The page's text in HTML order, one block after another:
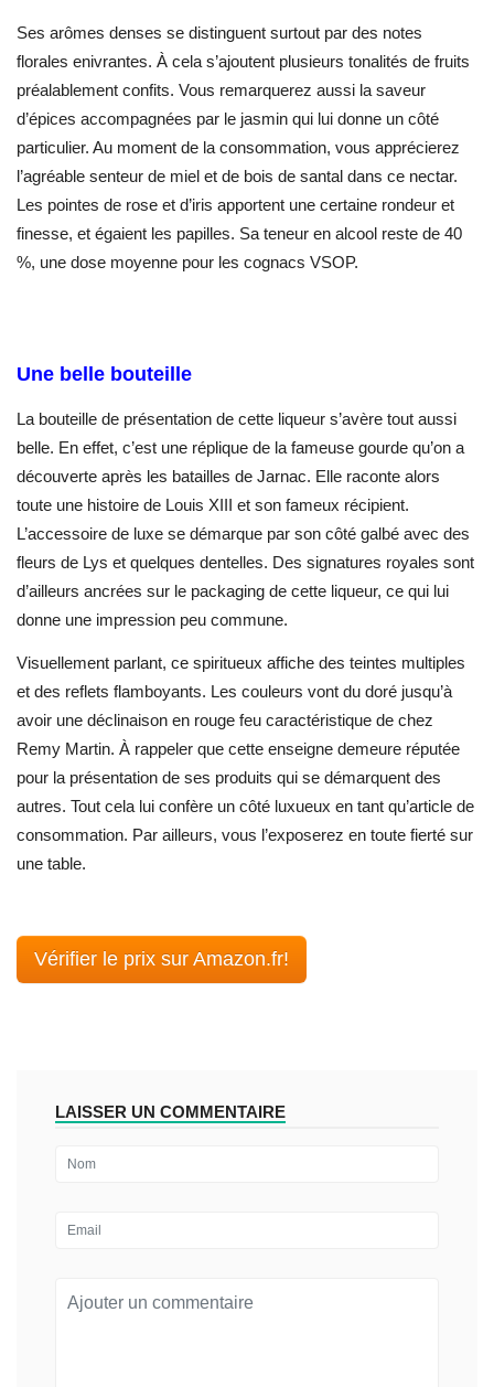
Ses arômes denses se distinguent surtout par des notes
florales enivrantes. À cela s’ajoutent plusieurs tonalités de fruits
préalablement confits. Vous remarquerez aussi la saveur
d’épices accompagnées par le jasmin qui lui donne un côté
particulier. Au moment de la consommation, vous apprécierez
l’agréable senteur de miel et de bois de santal dans ce nectar.
Les pointes de rose et d’iris apportent une certaine rondeur et
finesse, et égaient les papilles. Sa teneur en alcool reste de 40
%, une dose moyenne pour les cognacs VSOP.
Une belle bouteille
La bouteille de présentation de cette liqueur s’avère tout aussi
belle. En effet, c’est une réplique de la fameuse gourde qu’on a
découverte après les batailles de Jarnac. Elle raconte alors
toute une histoire de Louis XIII et son fameux récipient.
L’accessoire de luxe se démarque par son côté galbé avec des
fleurs de Lys et quelques dentelles. Des signatures royales sont
d’ailleurs ancrées sur le packaging de cette liqueur, ce qui lui
donne une impression peu commune.
Visuellement parlant, ce spiritueux affiche des teintes multiples
et des reflets flamboyants. Les couleurs vont du doré jusqu’à
avoir une déclinaison en rouge feu caractéristique de chez
Remy Martin. À rappeler que cette enseigne demeure réputée
pour la présentation de ses produits qui se démarquent des
autres. Tout cela lui confère un côté luxueux en tant qu’article de
consommation. Par ailleurs, vous l’exposerez en toute fierté sur
une table.
Vérifier le prix sur Amazon.fr!
LAISSER UN COMMENTAIRE